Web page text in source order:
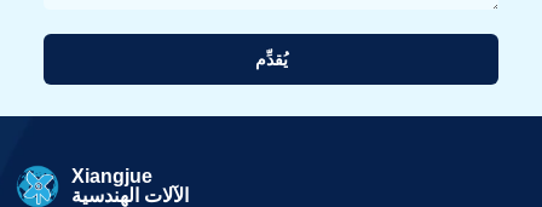
يُقدِّم
Xiangjue
الآلات الهندسية